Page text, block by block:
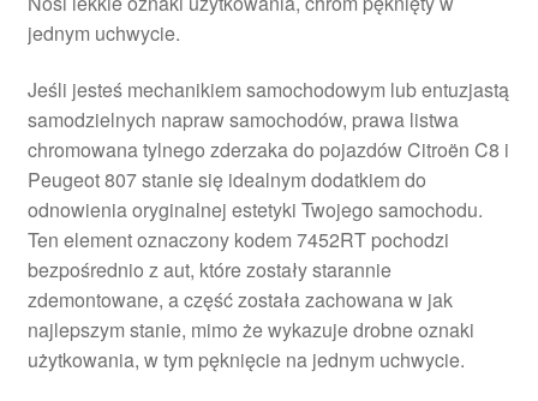
jednym uchwycie.
Jeśli jesteś mechanikiem samochodowym lub entuzjastą
samodzielnych napraw samochodów, prawa listwa
chromowana tylnego zderzaka do pojazdów Citroën C8 i
Peugeot 807 stanie się idealnym dodatkiem do
odnowienia oryginalnej estetyki Twojego samochodu.
Ten element oznaczony kodem 7452RT pochodzi
bezpośrednio z aut, które zostały starannie
zdemontowane, a część została zachowana w jak
najlepszym stanie, mimo że wykazuje drobne oznaki
użytkowania, w tym pęknięcie na jednym uchwycie.